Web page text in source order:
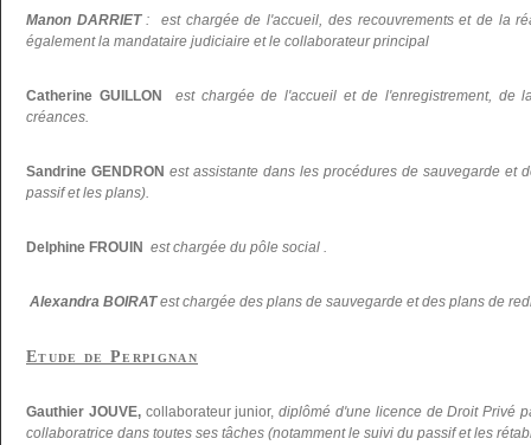
Manon DARRIET: est chargée de l'accueil, des recouvrements et de la
également la mandataire judiciaire et le collaborateur principal
Catherine GUILLON
est chargée de l'accueil et de l'enregistrement, de
créances.
Sandrine GENDRON est assistante dans les procédures de sauvegarde et
passif et les plans).
Delphine FROUIN est chargée du pôle social .
Alexandra BOIRAT est chargée des plans de sauvegarde et des plans de
Etude de Perpignan
Gauthier JOUVE, collaborateur junior, diplômé d'une licence de Droit Privé
collaboratrice dans toutes ses tâches (notamment le suivi du passif et les